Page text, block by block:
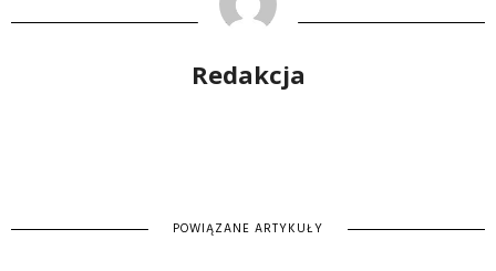
Redakcja
POWIĄZANE ARTYKUŁY